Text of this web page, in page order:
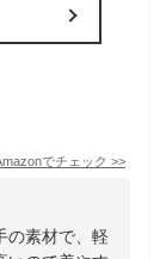
でチェック >>
の素材で、軽